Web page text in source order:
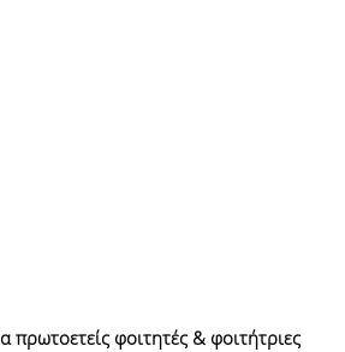
πρωτοετείς φοιτητές & φοιτήτριες